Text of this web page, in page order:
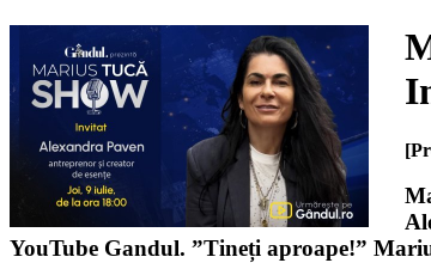
YouTube Gandul. ”Tineți aproape!”